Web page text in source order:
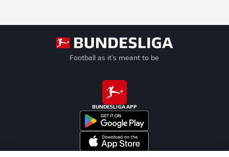
Football as it's meant to be
BUNDESLIGA APP